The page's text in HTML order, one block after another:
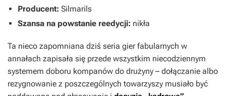
Producent: Silmarils
Szansa na powstanie reedycji: nikła
Ta nieco zapomniana dziś seria gier fabularnych w
annałach zapisała się przede wszystkim niecodziennym
systemem doboru kompanów do drużyny – dołączanie albo
rezygnowanie z poszczególnych towarzyszy musiało być